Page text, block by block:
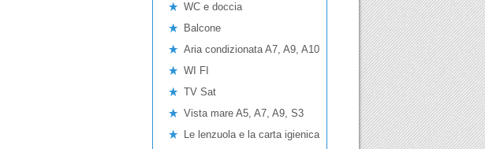
WC e doccia
Balcone
Aria condizionata A7, A9, A10
WI FI
TV Sat
Vista mare A5, A7, A9, S3
Le lenzuola e la carta igienica